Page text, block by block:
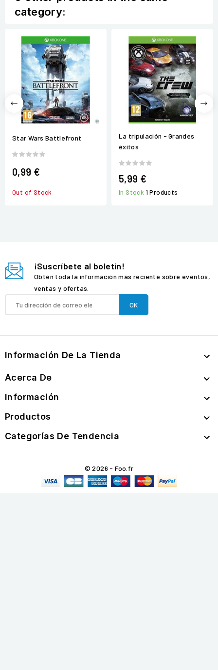
category:
Star Wars Battlefront
0,99 €
Out of Stock
La tripulación - Grandes
éxitos
5,99 €
In Stock 1 Products
¡Suscríbete al boletín!
Obtén toda la información más reciente sobre eventos,
ventas y ofertas.
Información De La Tienda 
Acerca De 
Información 
Productos 
Categorías De Tendencia 
© 2026 - Foo.fr